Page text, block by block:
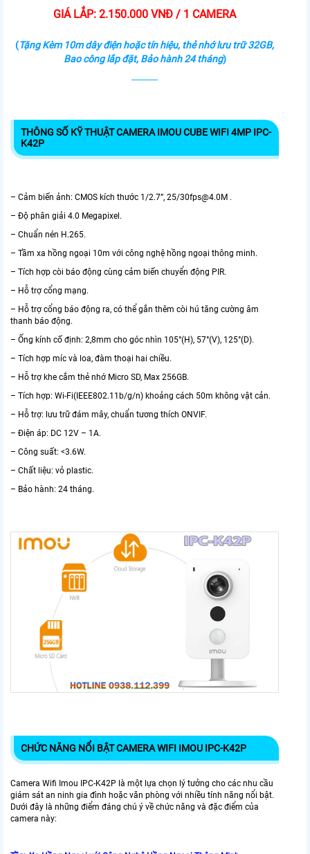
GIÁ LẮP: 2.150.000 VNĐ / 1 CAMERA
(Tặng Kèm 10m dây điện hoặc tín hiệu, thẻ nhớ lưu trữ 32GB,
Bao công lắp đặt, Bảo hành 24 tháng)
THÔNG SỐ KỸ THUẬT CAMERA IMOU CUBE WIFI 4MP IPC-
K42P
– Cảm biến ảnh: CMOS kích thước 1/2.7”, 25/30fps@4.0M .
– Độ phân giải 4.0 Megapixel.
– Chuẩn nén H.265.
– Tầm xa hồng ngoại 10m với công nghệ hồng ngoại thông minh.
– Tích hợp còi báo động cùng cảm biến chuyển động PIR.
– Hỗ trợ cổng mạng.
– Hỗ trợ cổng báo động ra, có thể gắn thêm còi hú tăng cường âm
thanh báo động.
– Ống kính cố định: 2,8mm cho góc nhìn 105°(H), 57°(V), 125°(D).
– Tích hợp míc và loa, đàm thoại hai chiều.
– Hỗ trợ khe cắm thẻ nhớ Micro SD, Max 256GB.
– Tích hợp: Wi-Fi(IEEE802.11b/g/n) khoảng cách 50m không vật cản.
– Hỗ trợ: lưu trữ đám mây, chuẩn tương thích ONVIF.
– Điện áp: DC 12V – 1A.
– Công suất: <3.6W.
– Chất liệu: vỏ plastic.
– Bảo hành: 24 tháng.
CHỨC NĂNG NỔI BẬT CAMERA WIFI IMOU IPC-K42P
Camera Wifi Imou IPC-K42P là một lựa chọn lý tưởng cho các nhu cầu
giám sát an ninh gia đình hoặc văn phòng với nhiều tính năng nổi bật.
Dưới đây là những điểm đáng chú ý về chức năng và đặc điểm của
camera này: